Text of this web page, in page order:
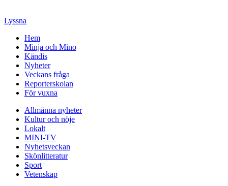
Lyssna
Hem
Minja och Mino
Kändis
Nyheter
Veckans fråga
Reporterskolan
För vuxna
Allmänna nyheter
Kultur och nöje
Lokalt
MINI-TV
Nyhetsveckan
Skönlitteratur
Sport
Vetenskap